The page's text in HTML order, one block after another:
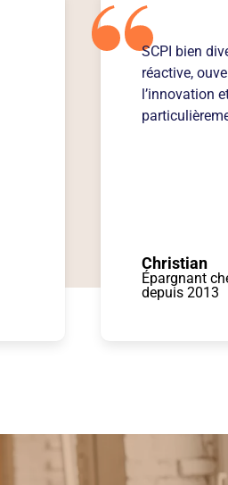
SCPI bien
réactive,
l’innovation
Christian
Épargnant
depuis 2013